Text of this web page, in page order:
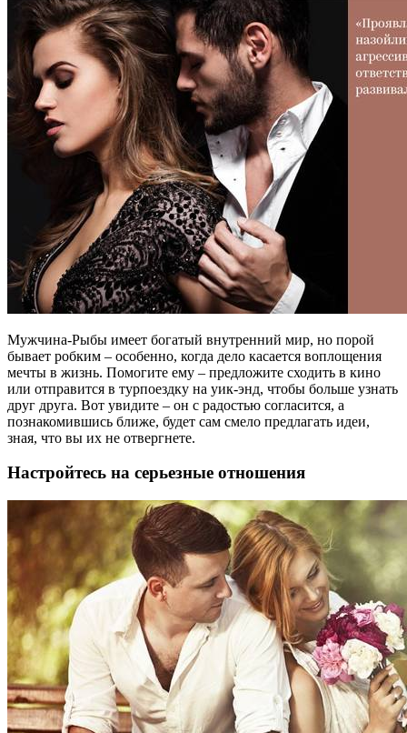
Мужчина-Рыбы имеет богатый внутренний мир, но порой
бывает робким – особенно, когда дело касается воплощения
мечты в жизнь. Помогите ему – предложите сходить в кино
или отправится в турпоездку на уик-энд, чтобы больше узнать
друг друга. Вот увидите – он с радостью согласится, а
познакомившись ближе, будет сам смело предлагать идеи,
зная, что вы их не отвергнете.
Настройтесь на серьезные отношения